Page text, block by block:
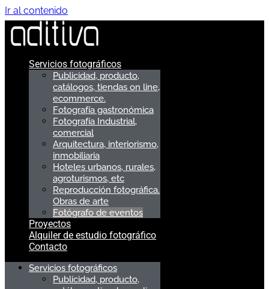
Ir al contenido
Servicios fotográficos
Publicidad, producto,
catálogos, tiendas on line,
ecommerce.
Fotografía gastronómica
Fotografía Industrial,
comercial
Arquitectura, interiorismo,
inmobiliaria
Hoteles urbanos, rurales,
agroturismos, etc
Reproducción fotográfica.
Obras de arte
Fotógrafo de eventos
Proyectos
Alquiler de estudio fotográfico
Contacto
Servicios fotográficos
Publicidad, producto,